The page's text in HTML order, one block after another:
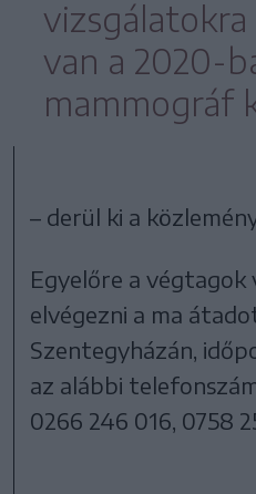
vizsgálatokra
van a 2020-
mammográf
– derül ki a
Egyelőre a
elvégezni a ma
Szentegyházán,
az alábbi
0266 246 016, 0758